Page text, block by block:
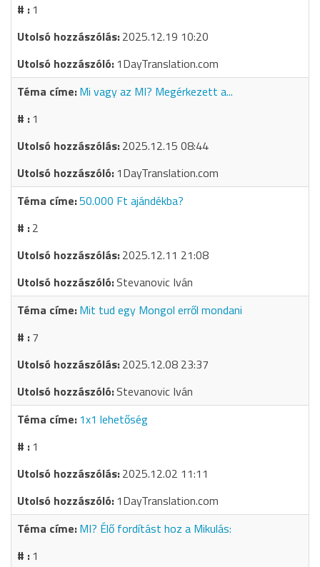
1
2025.12.19 10:20
1DayTranslation.com
Mi vagy az MI? Megérkezett a...
1
2025.12.15 08:44
1DayTranslation.com
50.000 Ft ajándékba?
2
2025.12.11 21:08
Stevanovic Iván
Mit tud egy Mongol erről mondani
7
2025.12.08 23:37
Stevanovic Iván
1x1 lehetőség
1
2025.12.02 11:11
1DayTranslation.com
MI? Élő fordítást hoz a Mikulás:
1